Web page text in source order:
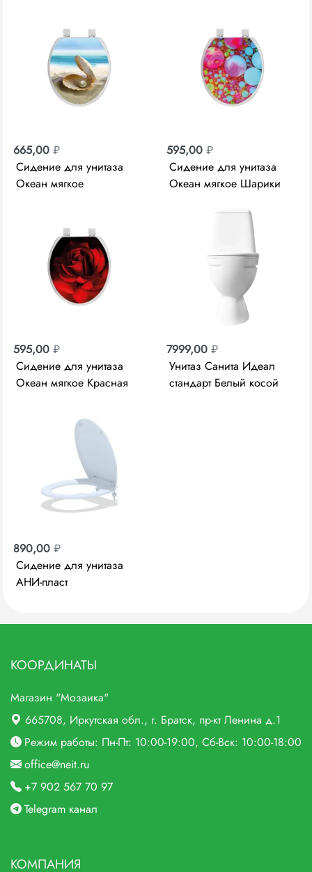
665,00 ₽
Сидение для унитаза
Океан мягкое
595,00 ₽
Сидение для унитаза
Океан мягкое Шарики
595,00 ₽
Сидение для унитаза
Океан мягкое Красная
7999,00 ₽
Унитаз Санита Идеал
стандарт Белый косой
890,00 ₽
Сидение для унитаза
АНИ-пласт
КООРДИНАТЫ
Магазин "Мозаика"
665708, Иркутская обл., г. Братск, пр-кт Ленина д.1
Режим работы: Пн-Пт: 10:00-19:00, Сб-Вск: 10:00-18:00
office@neit.ru
+7 902 567 70 97
Telegram канал
КОМПАНИЯ